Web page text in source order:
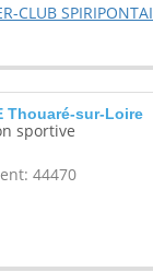
CLUB
Thouaré-sur-Loire
sportive
44470